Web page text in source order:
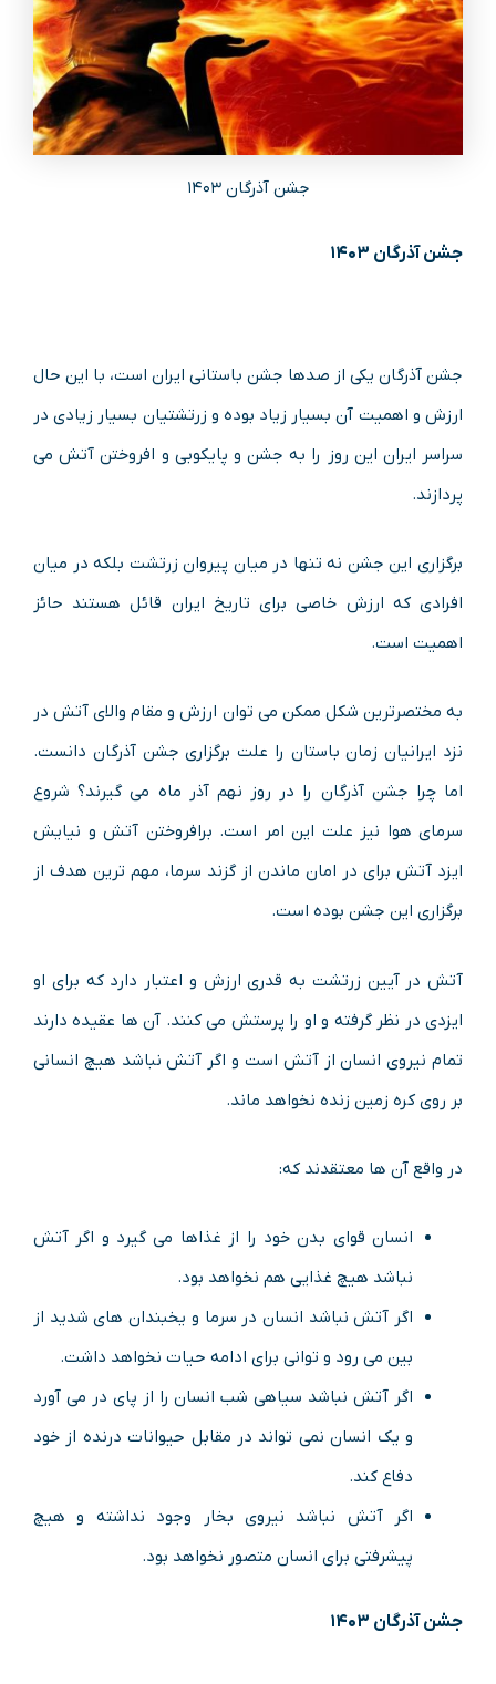
جشن آذرگان ۱۴۰۳
جشن آذرگان ۱۴۰۳
جشن آذرگان یکی از صدها جشن باستانی ایران است، با این حال
ارزش و اهمیت آن بسیار زیاد بوده و زرتشتیان بسیار زیادی در
سراسر ایران این روز را به جشن و پایکوبی و افروختن آتش می
پردازند.
برگزاری این جشن نه تنها در میان پیروان زرتشت بلکه در میان
افرادی که ارزش خاصی برای تاریخ ایران قائل هستند حائز
اهمیت است.
به مختصرترین شکل ممکن می توان ارزش و مقام والای آتش در
نزد ایرانیان زمان باستان را علت برگزاری جشن آذرگان دانست.
اما چرا جشن آذرگان را در روز نهم آذر ماه می گیرند؟ شروع
سرمای هوا نیز علت این امر است. برافروختن آتش و نیایش
ایزد آتش برای در امان ماندن از گزند سرما، مهم ترین هدف از
برگزاری این جشن بوده است.
آتش در آیین زرتشت به قدری ارزش و اعتبار دارد که برای او
ایزدی در نظر گرفته و او را پرستش می کنند. آن ها عقیده دارند
تمام نیروی انسان از آتش است و اگر آتش نباشد هیچ انسانی
بر روی کره زمین زنده نخواهد ماند.
در واقع آن ها معتقدند که:
انسان قوای بدن خود را از غذاها می گیرد و اگر آتش
نباشد هیچ غذایی هم نخواهد بود.
اگر آتش نباشد انسان در سرما و یخبندان های شدید از
بین می رود و توانی برای ادامه حیات نخواهد داشت.
اگر آتش نباشد سیاهی شب انسان را از پای در می آورد
و یک انسان نمی تواند در مقابل حیوانات درنده از خود
دفاع کند.
اگر آتش نباشد نیروی بخار وجود نداشته و هیچ
پیشرفتی برای انسان متصور نخواهد بود.
جشن آذرگان ۱۴۰۳